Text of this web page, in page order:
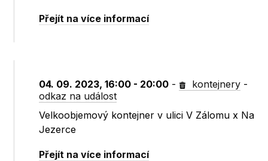
Přejít na více informací
04. 09. 2023, 16:00 - 20:00 - kontejnery -
odkaz na událost
Velkoobjemový kontejner v ulici V Zálomu x Na
Jezerce
Přejít na více informací